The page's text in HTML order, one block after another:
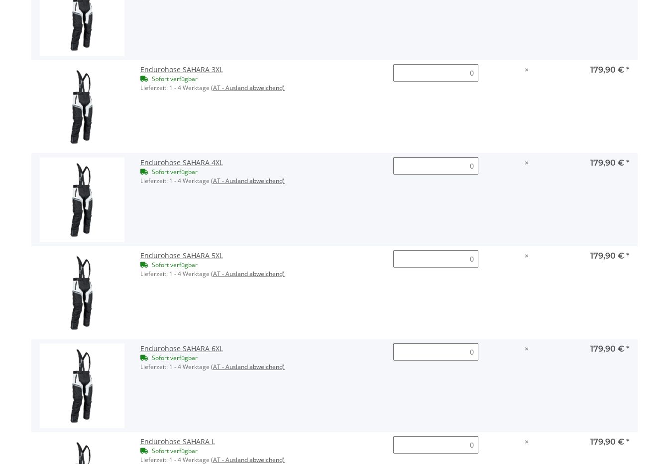
Endurohose SAHARA 3XL
Sofort verfügbar
Lieferzeit: 1 - 4 Werktage (AT - Ausland abweichend)
× 179,90 € *
Endurohose SAHARA 4XL
Sofort verfügbar
Lieferzeit: 1 - 4 Werktage (AT - Ausland abweichend)
× 179,90 € *
Endurohose SAHARA 5XL
Sofort verfügbar
Lieferzeit: 1 - 4 Werktage (AT - Ausland abweichend)
× 179,90 € *
Endurohose SAHARA 6XL
Sofort verfügbar
Lieferzeit: 1 - 4 Werktage (AT - Ausland abweichend)
× 179,90 € *
Endurohose SAHARA L
Sofort verfügbar
Lieferzeit: 1 - 4 Werktage (AT - Ausland abweichend)
× 179,90 € *